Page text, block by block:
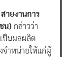
ายงานการ
น) กล่าวว่า
ป็นผลผลิต
จำหน่ายให้แก่ผู้